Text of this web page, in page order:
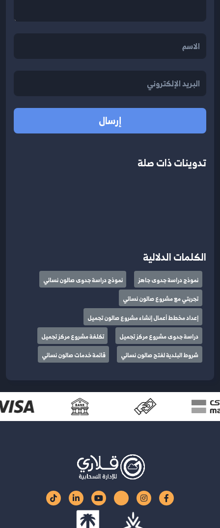
إرسال
تدوينات ذات صلة
الكلمات الدلالية
نموذج دراسة جدوى جاهز
نموذج دراسة جدوى صالون نسائي
تجربتي مع مشروع صالون نسائي
إعداد مخطط أعمال إنشاء مشروع صالون تجميل
دراسة جدوى مشروع مركز تجميل
تكلفة مشروع مركز تجميل
شروط البلدية لفتح صالون نسائي
قائمة خدمات صالون نسائي